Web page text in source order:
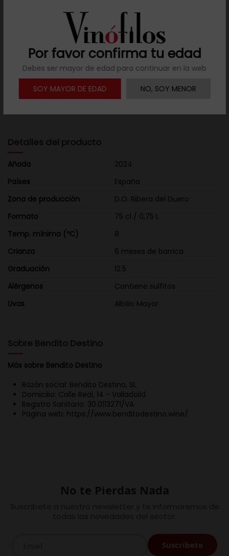
Por favor confirma tu edad
Debes ser mayor de edad para continuar en la web
SOY MAYOR DE EDAD
NO, SOY MENOR
 Descargar ficha
Descripción
Vendimia nocturna y pisado a pie para extraer solo la
"yema". Fermentación espontánea en barricas y posterior
crianza de 6 meses. Embotellado tras decantación por frío
Detalles del producto
Añada
2024
Países
España
Zona de producción
D.O. Ribera del Duero
Formato
75 cl / 0,75 L
Temp. mínima (ºC)
8
Crianza
6 meses de barrica
Graduación
12.5
Alérgenos
Contiene sulfitos
Uvas
Albillo Mayor
Sobre Bendito Destino
Más sobre Bendito Destino
Razón social: Bendito Destino, SL
Domicilio: Calle Real, 14 - Valladolid
Registro Sanitario: 30.0113271/VA
Página web: https://www.benditodestino.wine/
No te Pierdas Nada